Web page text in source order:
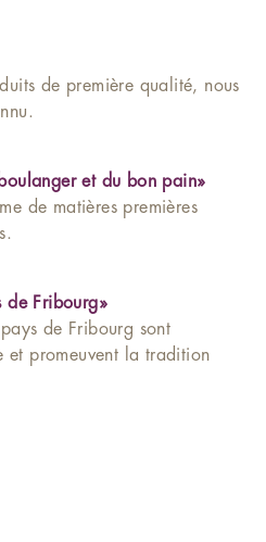
de première qualité, nous
et du bon pain»
de matières premières
de Fribourg»
de Fribourg sont
et promeuvent la tradition